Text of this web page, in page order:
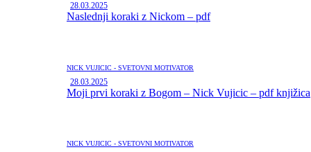
28.03.2025
Naslednji koraki z Nickom – pdf
NICK VUJIČIČ - SVETOVNI MOTIVATOR
28.03.2025
Moji prvi koraki z Bogom – Nick Vujicic – pdf knjižica
NICK VUJIČIČ - SVETOVNI MOTIVATOR